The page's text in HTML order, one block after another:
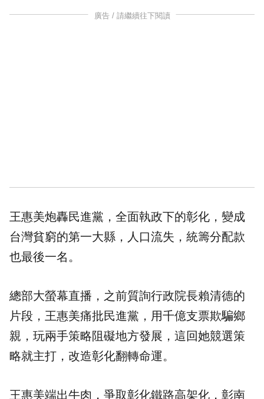
廣告 / 請繼續往下閱讀
王惠美炮轟民進黨，全面執政下的彰化，變成
台灣貧窮的第一大縣，人口流失，統籌分配款
也最後一名。
總部大螢幕直播，之前質詢行政院長賴清德的
片段，王惠美痛批民進黨，用千億支票欺騙鄉
親，玩兩手策略阻礙地方發展，這回她競選策
略就主打，改造彰化翻轉命運。
王惠美端出牛肉，爭取彰化鐵路高架化，彰南